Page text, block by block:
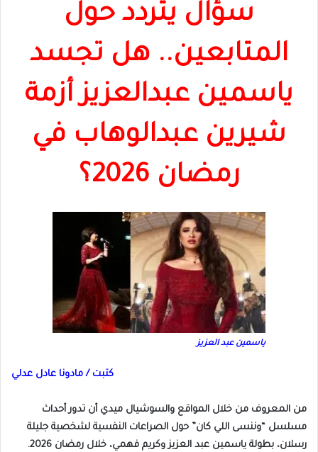
سؤال يتردد حول
المتابعين.. هل تجسد
ياسمين عبدالعزيز أزمة
شيرين عبدالوهاب في
رمضان 2026؟
ياسمين عبد العزيز
كتبت / مادونا عادل عدلي
من المعروف من خلال المواقع والسوشيال ميدي أن تدور أحداث
مسلسل “وننسى اللي كان” حول الصراعات النفسية لشخصية جليلة
رسلان، بطولة ياسمين عبد العزيز وكريم فهمي، خلال رمضان 2026.